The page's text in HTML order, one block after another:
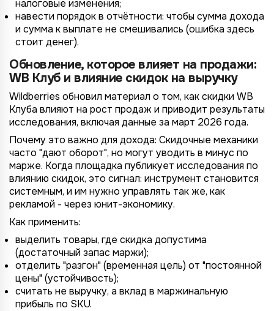
налоговые изменения;
навести порядок в отчётности: чтобы сумма дохода
и сумма к выплате не смешивались (ошибка здесь
стоит денег).
Обновление, которое влияет на продажи:
WB Клуб и влияние скидок на выручку
Wildberries обновил материал о том, как скидки WB
Клуба влияют на рост продаж и приводит результаты
исследования, включая данные за март 2026 года.
Почему это важно для дохода: Скидочные механики
часто "дают оборот", но могут уводить в минус по
марже. Когда площадка публикует исследования по
влиянию скидок, это сигнал: инструмент становится
системным, и им нужно управлять так же, как
рекламой - через юнит-экономику.
Как применить:
выделить товары, где скидка допустима
(достаточный запас маржи);
отделить "разгон" (временная цель) от "постоянной
цены" (устойчивость);
считать не выручку, а вклад в маржинальную
прибыль по SKU.